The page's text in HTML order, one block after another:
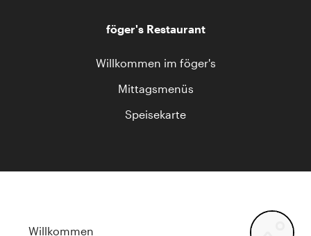
föger's Restaurant
Willkommen im föger's
Mittagsmenüs
Speisekarte
Willkommen